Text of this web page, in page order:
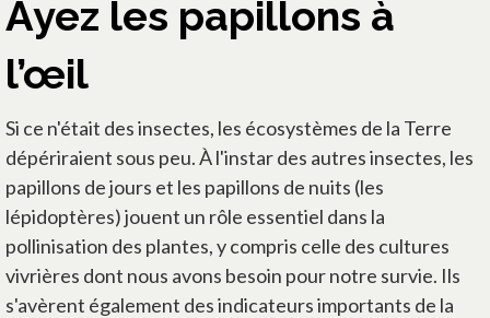
Ayez les papillons à
l’œil
Si ce n'était des insectes, les écosystèmes de la Terre
dépériraient sous peu. À l'instar des autres insectes, les
papillons de jours et les papillons de nuits (les
lépidoptères) jouent un rôle essentiel dans la
pollinisation des plantes, y compris celle des cultures
vivrières dont nous avons besoin pour notre survie. Ils
s'avèrent également des indicateurs importants de la